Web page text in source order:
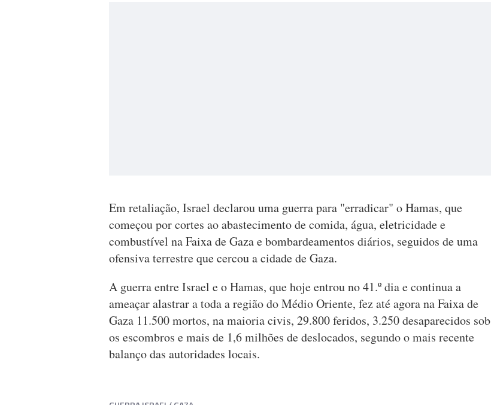
Em retaliação, Israel declarou uma guerra para "erradicar" o Hamas, que
começou por cortes ao abastecimento de comida, água, eletricidade e
combustível na Faixa de Gaza e bombardeamentos diários, seguidos de uma
ofensiva terrestre que cercou a cidade de Gaza.
A guerra entre Israel e o Hamas, que hoje entrou no 41.º dia e continua a
ameaçar alastrar a toda a região do Médio Oriente, fez até agora na Faixa de
Gaza 11.500 mortos, na maioria civis, 29.800 feridos, 3.250 desaparecidos sob
os escombros e mais de 1,6 milhões de deslocados, segundo o mais recente
balanço das autoridades locais.